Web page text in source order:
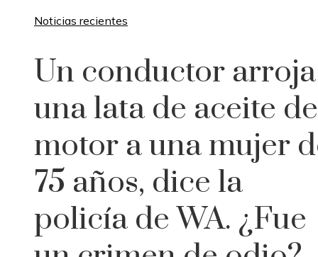
Noticias recientes
Un conductor arroja
una lata de aceite de
motor a una mujer
75 años, dice la
policía de WA. ¿Fue